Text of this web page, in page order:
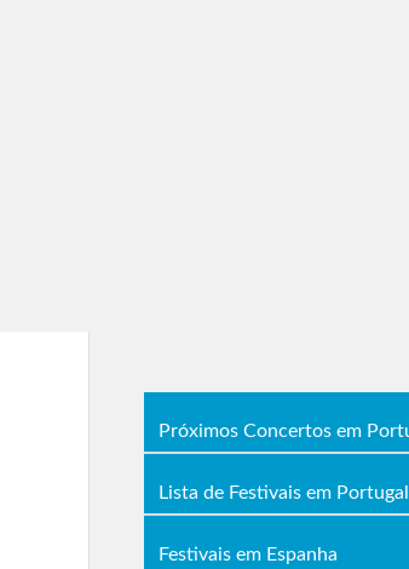
Próximos Concertos em
Lista de Festivais em Portugal
Festivais em Espanha